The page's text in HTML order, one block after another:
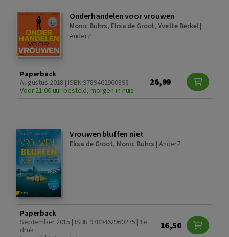
Onderhandelen voor vrouwen
Monic Bührs, Elisa de Groot, Yvette Berkel |
AnderZ
Paperback
Augustus 2018 | ISBN 9789462960893
Voor 21:00 uur besteld, morgen in huis
26,99
Vrouwen bluffen niet
Elisa de Groot, Monic Bührs | AnderZ
Paperback
September 2015 | ISBN 9789462960275 | 1e
druk
16,50